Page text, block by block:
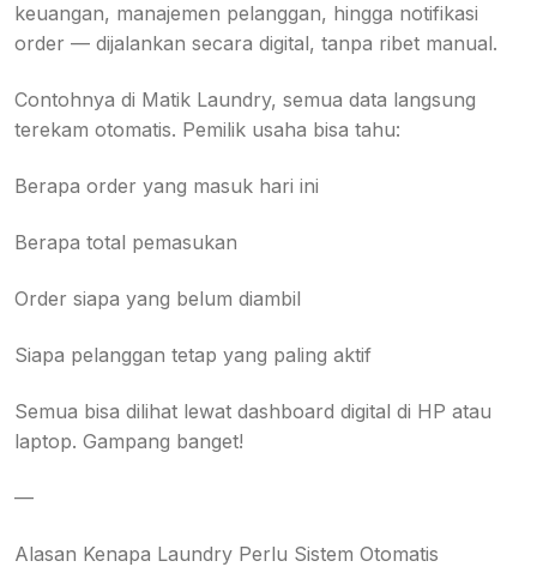
keuangan, manajemen pelanggan, hingga notifikasi
order — dijalankan secara digital, tanpa ribet manual.
Contohnya di Matik Laundry, semua data langsung
terekam otomatis. Pemilik usaha bisa tahu:
Berapa order yang masuk hari ini
Berapa total pemasukan
Order siapa yang belum diambil
Siapa pelanggan tetap yang paling aktif
Semua bisa dilihat lewat dashboard digital di HP atau
laptop. Gampang banget!
—
Alasan Kenapa Laundry Perlu Sistem Otomatis